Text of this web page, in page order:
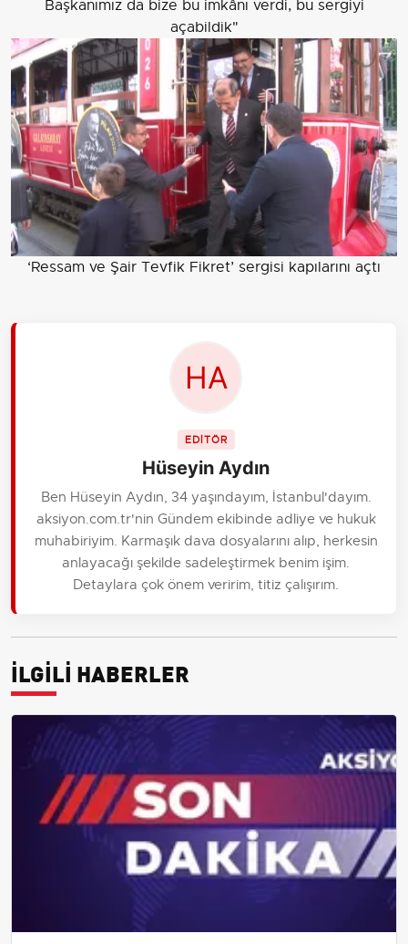
Başkanımız da bize bu imkânı verdi, bu sergiyi
açabildik"
‘Ressam ve Şair Tevfik Fikret’ sergisi kapılarını açtı
EDİTÖR
Hüseyin Aydın
Ben Hüseyin Aydın, 34 yaşındayım, İstanbul'dayım.
aksiyon.com.tr'nin Gündem ekibinde adliye ve hukuk
muhabiriyim. Karmaşık dava dosyalarını alıp, herkesin
anlayacağı şekilde sadeleştirmek benim işim.
Detaylara çok önem veririm, titiz çalışırım.
İLGİLİ HABERLER